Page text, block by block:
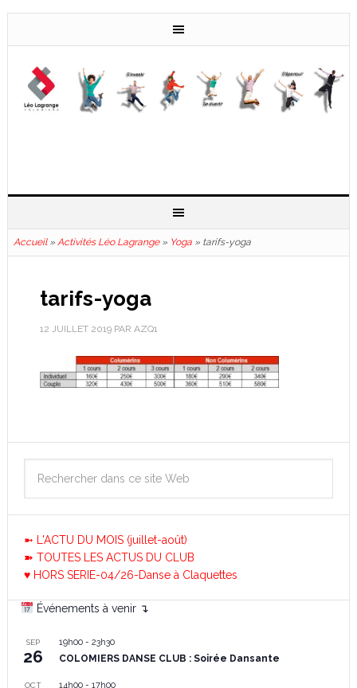
Accueil» Activités Léo Lagrange» Yoga» tarifs-yoga
tarifs-yoga
12 JUILLET 2019PAR AZQ1
➼ L'ACTU DU MOIS (juillet-août)
➽ TOUTES LES ACTUS DU CLUB
♥ HORS SERIE-04/26-Danse à Claquettes
Événements à venir ↴
SEP
26
19h00- 23h30
COLOMIERS DANSE CLUB : Soirée Dansante
OCT 14h00- 17h00